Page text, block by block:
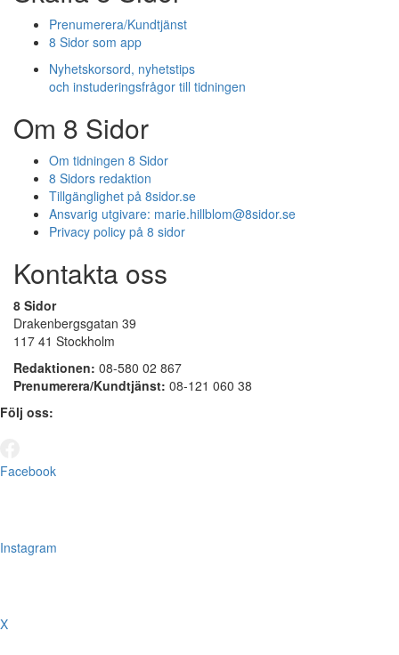
Prenumerera/Kundtjänst
8 Sidor som app
Nyhetskorsord, nyhetstips
och instuderingsfrågor till tidningen
Om 8 Sidor
Om tidningen 8 Sidor
8 Sidors redaktion
Tillgänglighet på 8sidor.se
Ansvarig utgivare: marie.hillblom@8sidor.se
Privacy policy på 8 sidor
Kontakta oss
8 Sidor
Drakenbergsgatan 39
117 41 Stockholm
Redaktionen: 08-580 02 867
Prenumerera/Kundtjänst: 08-121 060 38
Följ oss:
Facebook
Instagram
X